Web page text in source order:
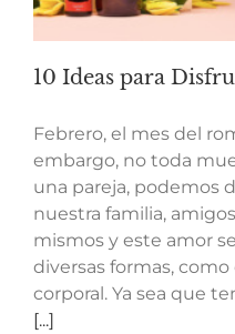
10 Ideas para
Febrero, el mes del
embargo, no toda
una pareja, podemos
nuestra familia,
mismos y este amor
diversas formas,
corporal. Ya sea que
[...]